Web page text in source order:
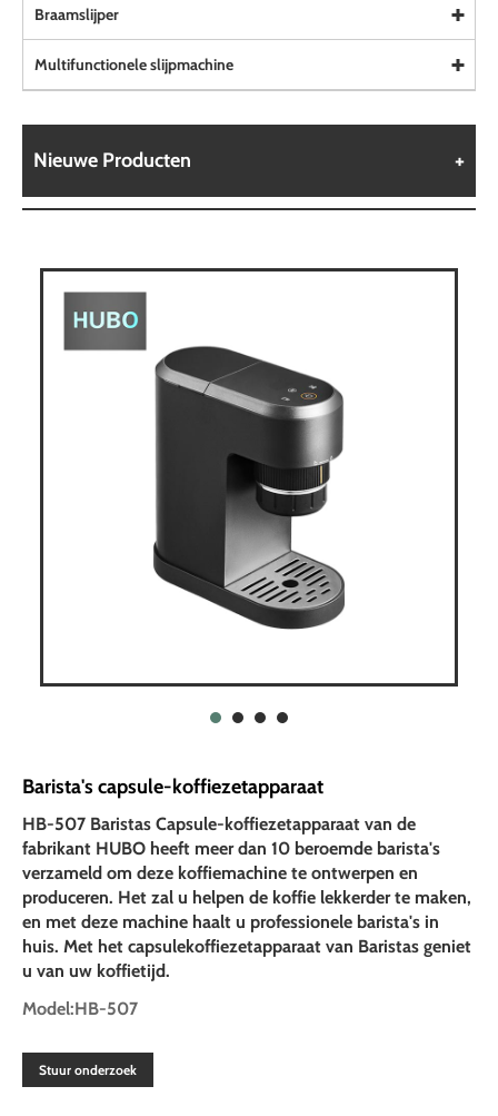
Braamslijper
Multifunctionele slijpmachine
Nieuwe Producten
Barista's capsule-koffiezetapparaat
HB-507 Baristas Capsule-koffiezetapparaat van de
fabrikant HUBO heeft meer dan 10 beroemde barista's
verzameld om deze koffiemachine te ontwerpen en
produceren. Het zal u helpen de koffie lekkerder te maken,
en met deze machine haalt u professionele barista's in
huis. Met het capsulekoffiezetapparaat van Baristas geniet
u van uw koffietijd.
Model:HB-507
Stuur onderzoek